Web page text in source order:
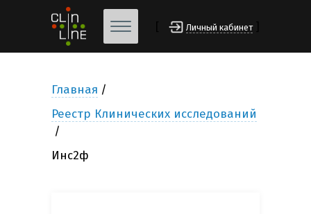
Личный кабинет
Главная
Реестр Клинических исследований
Инс2ф